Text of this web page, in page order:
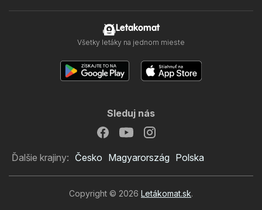
Letakomat
Všetky letáky na jednom mieste
Sleduj nás
Ďalšie krajiny: Česko Magyarország Polska
Copyright © 2026 Letákomat.sk.